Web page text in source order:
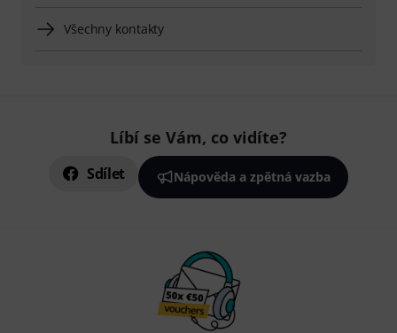
Všechny kontakty
Líbí se Vám, co vidíte?
Sdílet Nápověda a zpětná vazba